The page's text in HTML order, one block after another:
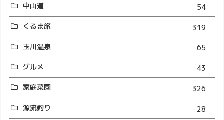
中山道
54
くるま旅
319
玉川温泉
65
グルメ
43
家庭菜園
326
源流釣り
28